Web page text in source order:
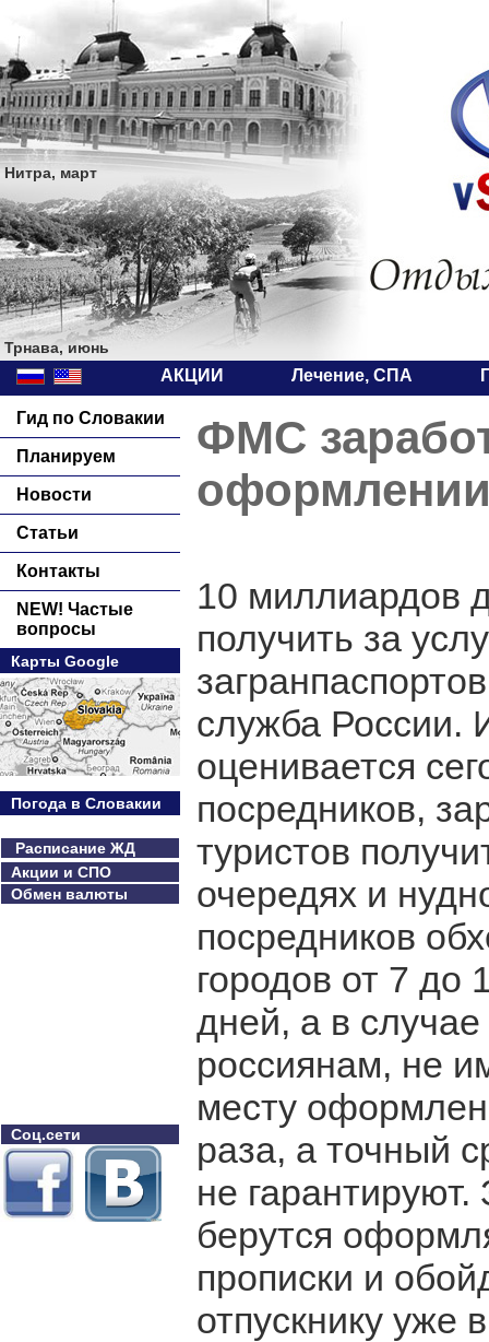
Нитра, март
Трнава, июнь
АКЦИИ Лечение, СПА
Гид по Словакии
Планируем
Новости
Статьи
Контакты
NEW! Частые
вопросы
Карты Google
Погода в Словакии
Расписание ЖД
Акции и СПО
Обмен валюты
Соц.сети
ФМС
оформлении
10 миллиардов
получить за
служба России.
оценивается
посредников,
туристов
очередях и
посредников
городов от 7 до
дней, а в
россиянам, не
месту
раза, а точный
не
берутся
прописки и
отпускнику уже